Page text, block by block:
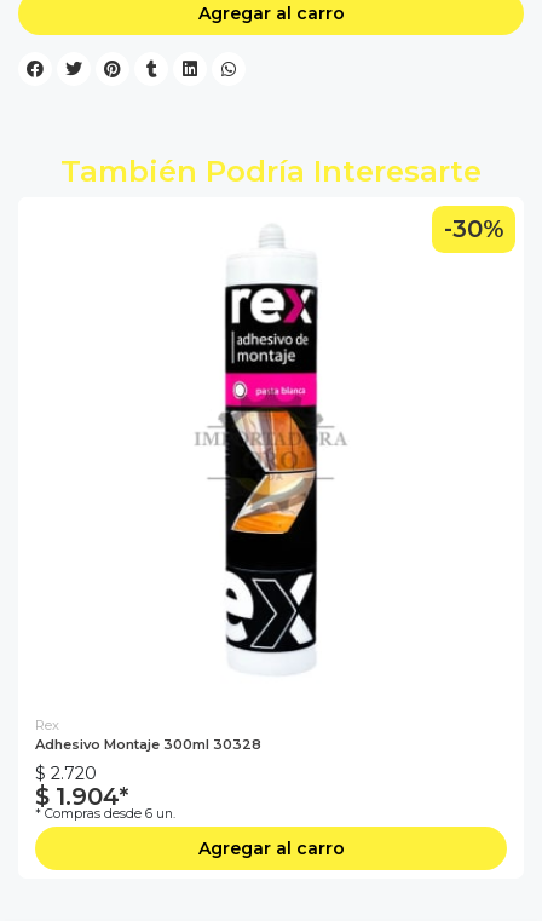
Agregar al carro
También Podría Interesarte
-30%
Rex
Adhesivo Montaje 300ml 30328
$ 2.720
$ 1.904*
* Compras desde 6 un.
Agregar al carro